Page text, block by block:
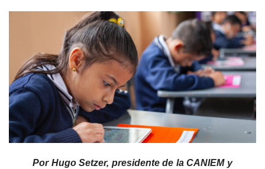
Por Hugo Setzer, presidente de la CANIEM y